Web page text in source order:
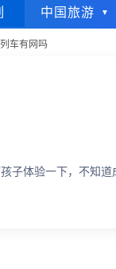
中国旅游
车有网吗
子体验一下，不知道